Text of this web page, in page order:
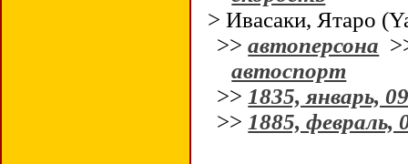
> Ивасаки, Ятаро
>>автоперсона
автоспорт
>> 1835, январь,
>> 1885, февраль,